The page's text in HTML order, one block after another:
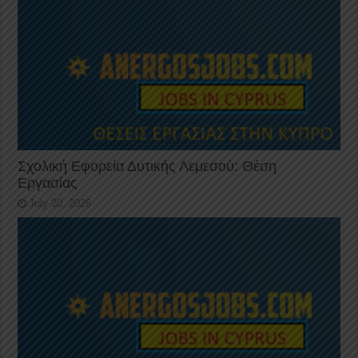
Σχολική Εφορεία Δυτικής Λεμεσού: Θέση
Εργασίας
July 20, 2026